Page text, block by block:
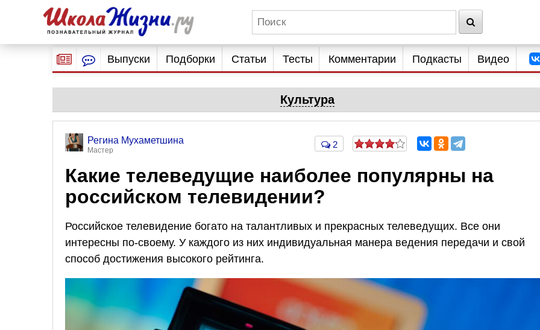
Выпуски Подборки Статьи Тесты Комментарии Подкасты Видео
Культура
Регина Мухаметшина
Мастер
2
Какие телеведущие наиболее популярны на
российском телевидении?
Российское телевидение богато на талантливых и прекрасных телеведущих. Все они
интересны по-своему. У каждого из них индивидуальная манера ведения передачи и свой
способ достижения высокого рейтинга.